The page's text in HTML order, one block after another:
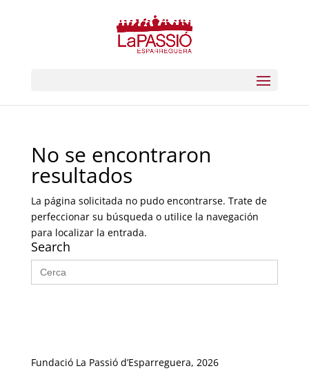
No se encontraron
resultados
La página solicitada no pudo encontrarse. Trate de
perfeccionar su búsqueda o utilice la navegación
para localizar la entrada.
Search
Buscar:
Fundació La Passió d’Esparreguera, 2026